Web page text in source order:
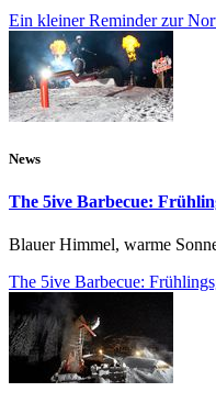
Ein kleiner Reminder zur
News
The 5ive Barbecue:
Blauer Himmel, warme
The 5ive Barbecue: